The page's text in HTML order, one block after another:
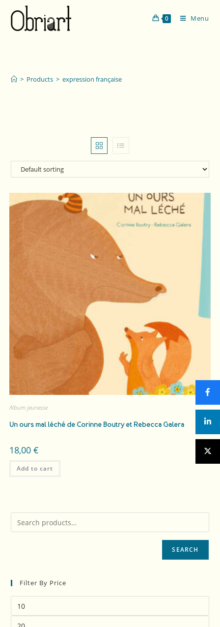
0 Menu
> Products > expression française
Album jeunesse
​Un ours mal léchéde Corinne Boutry et Rebecca Galera
18,00 €
Add to cart
SEARCH
Filter By Price